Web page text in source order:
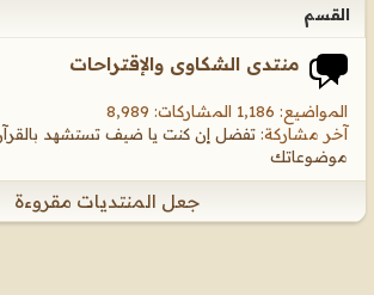
القسم
منتدى الشكاوى والإقتراحات
المواضيع: 1,186 المشاركات: 8,989
آخر مشاركة: تفضل إن كنت يا ضيف تستشهد
موضوعاتك
جعل المنتديات مقروءة